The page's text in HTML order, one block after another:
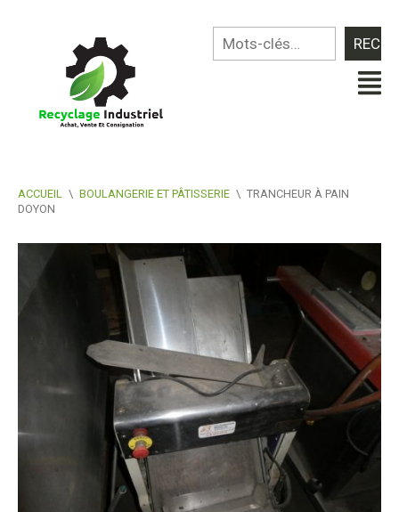
ACCUEIL \ BOULANGERIE ET PÂTISSERIE \ TRANCHEUR À PAIN
DOYON